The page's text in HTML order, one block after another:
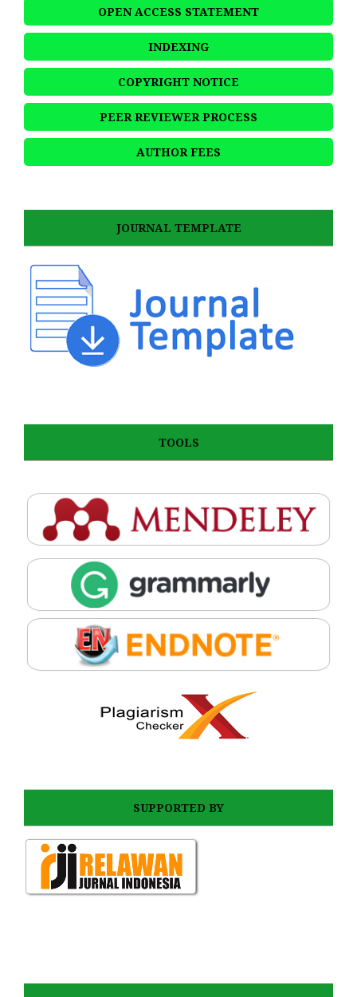
OPEN ACCESS STATEMENT
INDEXING
COPYRIGHT NOTICE
PEER REVIEWER PROCESS
AUTHOR FEES
JOURNAL TEMPLATE
TOOLS
SUPPORTED BY